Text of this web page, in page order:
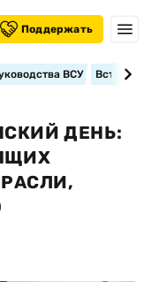
Поддержать
ВСУ
ДЕНЬ: